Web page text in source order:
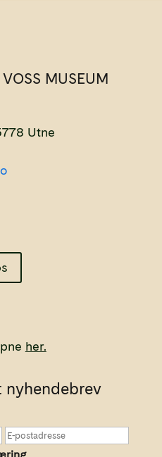
MUSEUM
Utne
her.
nyhendebrev